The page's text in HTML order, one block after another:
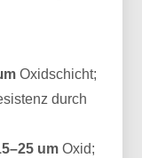
Oxidschicht;
durch
um Oxid;